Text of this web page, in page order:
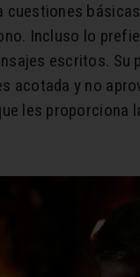
cuestiones
Incluso lo
escritos. Su
acotada y no
les proporciona